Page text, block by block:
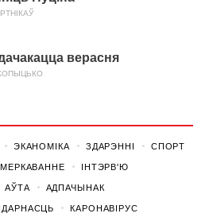
верасня
ЭКАНОМІКА ЗДАРЭННI СПОРТ
МЕРКАВАННЕ ІНТЭРВ'Ю
АЎТА АДПАЧЫНАК
КАРОНАВІРУС